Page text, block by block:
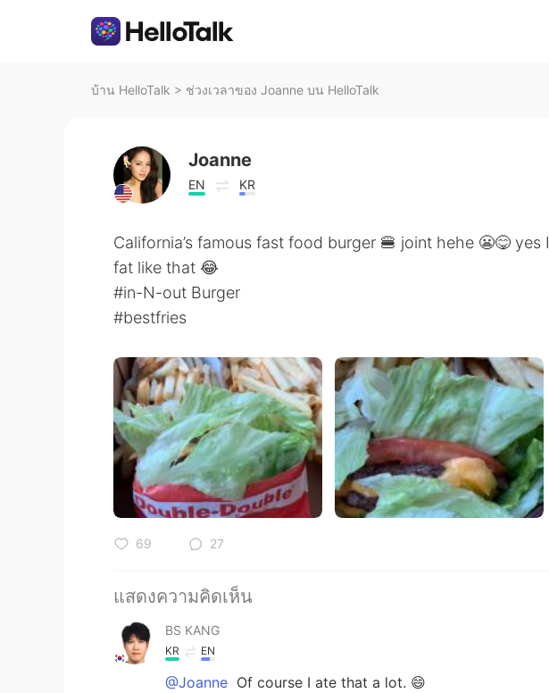
บ้าน HelloTalk > ช่วงเวลาของ Joanne บน HelloTalk
Joanne
EN KR
California’s famous fast food burger 🍔 joint hehe 😬😋 yes
fat like that 😂
#in-N-out Burger
#bestfries
69 27
แสดงความคิดเห็น
BS KANG
KR EN
@Joanne Of course I ate that a lot. 😄